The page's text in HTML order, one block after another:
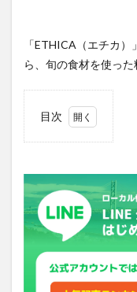
「ETHICA（エチカ
ら、旬の食材を使った
目次
タを
中心
とし
たラ
イン
ナッ